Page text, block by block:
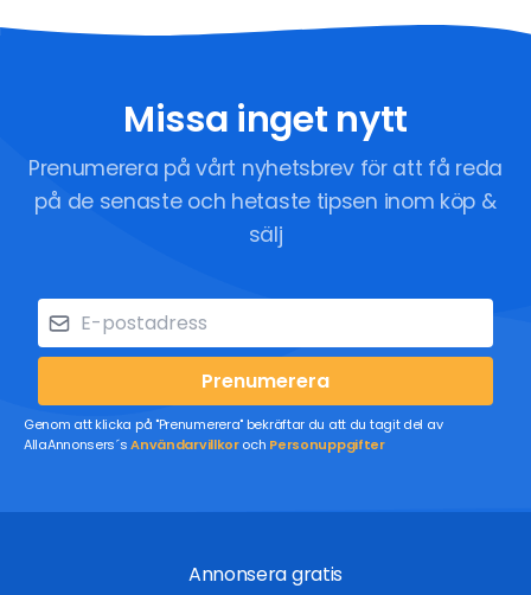
Missa inget nytt
Prenumerera på vårt nyhetsbrev för att få reda
på de senaste och hetaste tipsen inom köp &
sälj
Prenumerera
Genom att klicka på "Prenumerera" bekräftar du att du tagit del av
AllaAnnonsers´sAnvändarvillkoroch Personuppgifter
Annonsera gratis